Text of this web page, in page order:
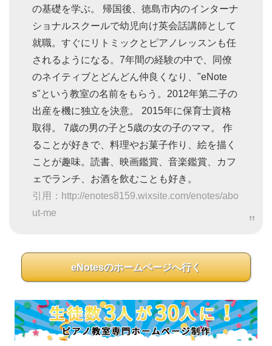
の基礎を学ぶ。 帰国後、徳島市内のインターナ
ショナルスクールで幼児向け英会話講師として
就職。すぐにリトミックとピアノレッスンも任
されるようになる。7年間の経験の中で、同僚
のネイティブとどんどん仲良くなり、"eNote
s"という教室の名前をもらう。2012年第二子の
出産を機に独立を決意。 2015年に保育士資格
取得。 7歳の男の子と5歳の女の子のママ。 作
ることが好きで、料理やお菓子作り、絵を描く
ことが趣味。読書、映画鑑賞、音楽鑑賞、カフ
ェでランチ、お酒を飲むことも好き。
引用：http://enotes8159.wixsite.com/enotes/abo
ut-me
eNotesのホームページへ行く